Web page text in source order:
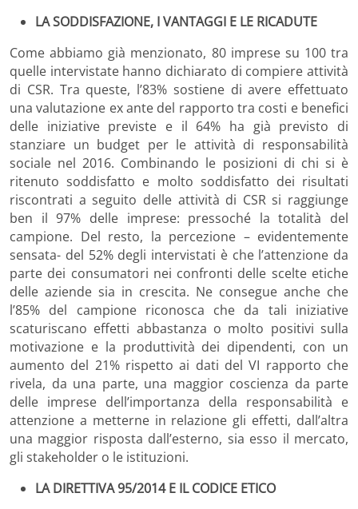
LA SODDISFAZIONE, I VANTAGGI E LE RICADUTE
Come abbiamo già menzionato, 80 imprese su 100 tra
quelle intervistate hanno dichiarato di compiere attività
di CSR. Tra queste, l’83% sostiene di avere effettuato
una valutazione ex ante del rapporto tra costi e benefici
delle iniziative previste e il 64% ha già previsto di
stanziare un budget per le attività di responsabilità
sociale nel 2016. Combinando le posizioni di chi si è
ritenuto soddisfatto e molto soddisfatto dei risultati
riscontrati a seguito delle attività di CSR si raggiunge
ben il 97% delle imprese: pressoché la totalità del
campione. Del resto, la percezione – evidentemente
sensata- del 52% degli intervistati è che l’attenzione da
parte dei consumatori nei confronti delle scelte etiche
delle aziende sia in crescita. Ne consegue anche che
l’85% del campione riconosca che da tali iniziative
scaturiscano effetti abbastanza o molto positivi sulla
motivazione e la produttività dei dipendenti, con un
aumento del 21% rispetto ai dati del VI rapporto che
rivela, da una parte, una maggior coscienza da parte
delle imprese dell’importanza della responsabilità e
attenzione a metterne in relazione gli effetti, dall’altra
una maggior risposta dall’esterno, sia esso il mercato,
gli stakeholder o le istituzioni.
LA DIRETTIVA 95/2014 E IL CODICE ETICO